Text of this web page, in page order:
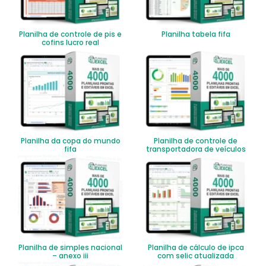
Planilha de controle de pis e
cofins lucro real
Planilha tabela fifa
Planilha da copa do mundo
fifa
Planilha de controle de
transportadora de veículos
Planilha de simples nacional
– anexo iii
Planilha de cálculo de ipca
com selic atualizada